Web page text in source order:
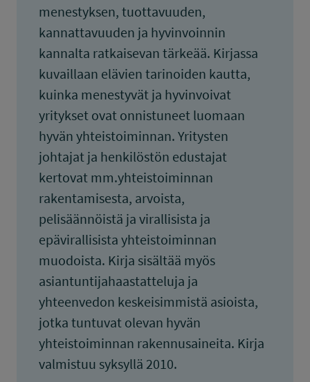
menestyksen, tuottavuuden,
kannattavuuden ja hyvinvoinnin
kannalta ratkaisevan tärkeää. Kirjassa
kuvaillaan elävien tarinoiden kautta,
kuinka menestyvät ja hyvinvoivat
yritykset ovat onnistuneet luomaan
hyvän yhteistoiminnan. Yritysten
johtajat ja henkilöstön edustajat
kertovat mm.yhteistoiminnan
rakentamisesta, arvoista,
pelisäännöistä ja virallisista ja
epävirallisista yhteistoiminnan
muodoista. Kirja sisältää myös
asiantuntijahaastatteluja ja
yhteenvedon keskeisimmistä asioista,
jotka tuntuvat olevan hyvän
yhteistoiminnan rakennusaineita. Kirja
valmistuu syksyllä 2010.